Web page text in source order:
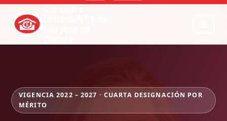
VIGENCIA 2022 – 2027 · CUARTA DESIGNACIÓN POR
MÉRITO